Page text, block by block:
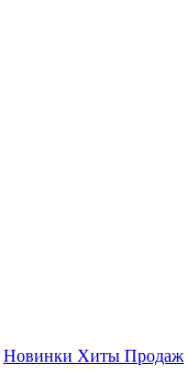
Новинки Хиты Продаж